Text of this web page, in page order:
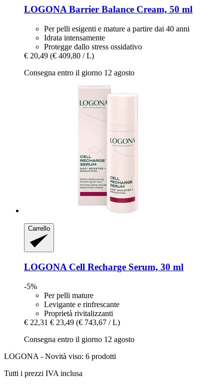
LOGONA Barrier Balance Cream, 50 ml
Per pelli esigenti e mature a partire dai 40 anni
Idrata intensamente
Protegge dallo stress ossidativo
€ 20,49 (€ 409,80 / L)
Consegna entro il giorno 12 agosto
Carrello
LOGONA Cell Recharge Serum, 30 ml
-5%
Per pelli mature
Levigante e rinfrescante
Proprietà rivitalizzanti
€ 22,31 € 23,49 (€ 743,67 / L)
Consegna entro il giorno 12 agosto
LOGONA - Novità viso: 6 prodotti
Tutti i prezzi IVA inclusa